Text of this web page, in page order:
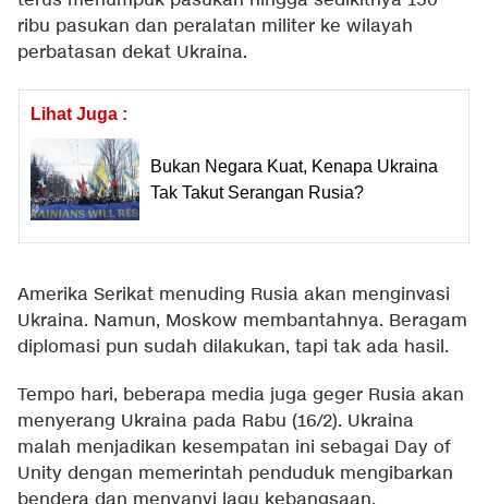
ribu pasukan dan peralatan militer ke wilayah
perbatasan dekat Ukraina.
Lihat Juga :
Bukan Negara Kuat, Kenapa Ukraina
Tak Takut Serangan Rusia?
Amerika Serikat menuding Rusia akan menginvasi
Ukraina. Namun, Moskow membantahnya. Beragam
diplomasi pun sudah dilakukan, tapi tak ada hasil.
Tempo hari, beberapa media juga geger Rusia akan
menyerang Ukraina pada Rabu (16/2). Ukraina
malah menjadikan kesempatan ini sebagai Day of
Unity dengan memerintah penduduk mengibarkan